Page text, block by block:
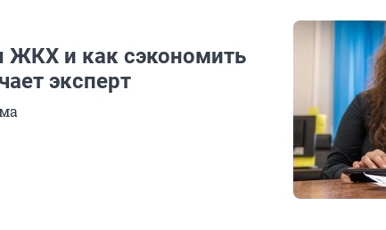
ЖКХ и как сэкономить
эксперт